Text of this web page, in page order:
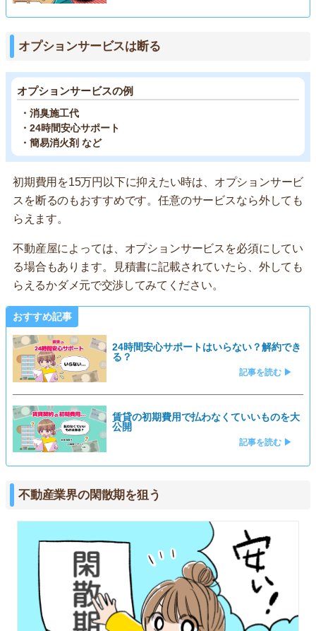
オプションサービスは断る
オプションサービスの例
・消臭施工代
・24時間安心サポート
・簡易消火剤 など
初期費用を15万円以下に抑えたい時は、オプションサービ
スを断るのもおすすめです。任意のサービスなら外しても
らえます。
不動産屋によっては、オプションサービスを必須にしてい
る場合もあります。見積書に記載されていたら、外しても
らえるかダメ元で交渉してみてください。
おすすめ記事
24時間安心サポートはいらない？解約でき
る？
記事を読む ▶
賃貸の初期費用で払わなくていいものを大
公開
記事を読む ▶
不動産業界の閑散期を狙う